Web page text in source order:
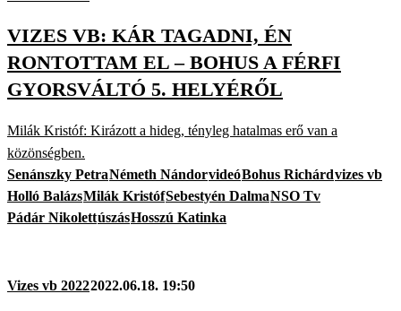
VIZES VB: KÁR TAGADNI, ÉN
RONTOTTAM EL – BOHUS A FÉRFI
GYORSVÁLTÓ 5. HELYÉRŐL
Milák Kristóf: Kirázott a hideg, tényleg hatalmas erő van a
közönségben.
Senánszky PetraNémeth NándorvideóBohus Richárdvizes vb
Holló BalázsMilák KristófSebestyén DalmaNSO Tv
Pádár NikolettúszásHosszú Katinka
Vizes vb 20222022.06.18. 19:50